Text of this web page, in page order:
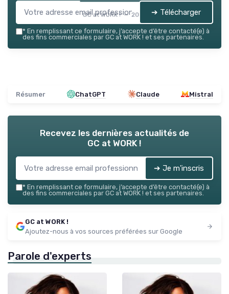
GC at WORK ! — 2026 ➔ Télécharger
* En remplissant ce formulaire, j’accepte d’être contacté(e) à
des fins commerciales par GC at WORK ! et ses partenaires.
Résumer ChatGPT Claude Mistral
Recevez les dernières actualités de
GC at WORK !
➔ Je m'inscris
* En remplissant ce formulaire, j’accepte d’être contacté(e) à
des fins commerciales par GC at WORK ! et ses partenaires.
GC at WORK !
Ajoutez-nous à vos sources préférées sur Google
Parole d'experts